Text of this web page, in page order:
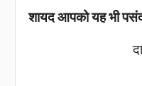
शायद आपको यह भी